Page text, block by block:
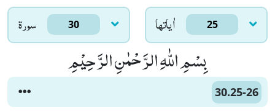
سورۃ 30 اٰياتها 25
بِسْمِ اللّٰهِ الرَّحْمٰنِ الرَّحِیْمِ
30.25-26